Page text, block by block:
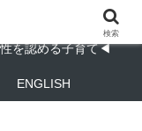
を認める子育て◀︎
ENGLISH
検索